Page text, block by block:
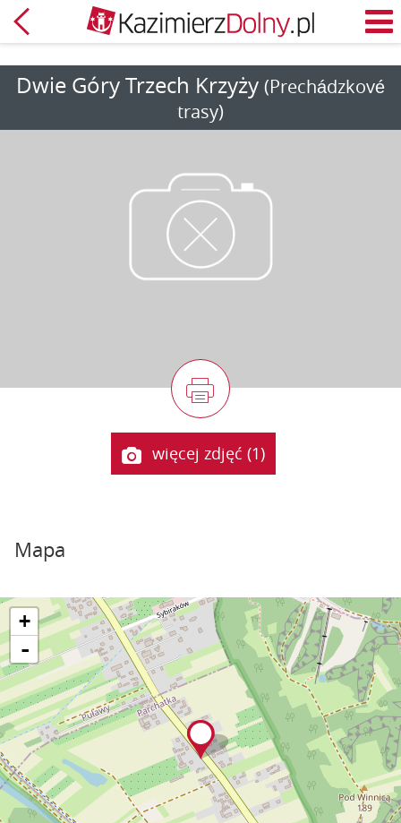
Späť
Dwie Góry Trzech Krzyży (Prechádzkové
trasy)
więcej zdjęć (1)
Mapa
+
-